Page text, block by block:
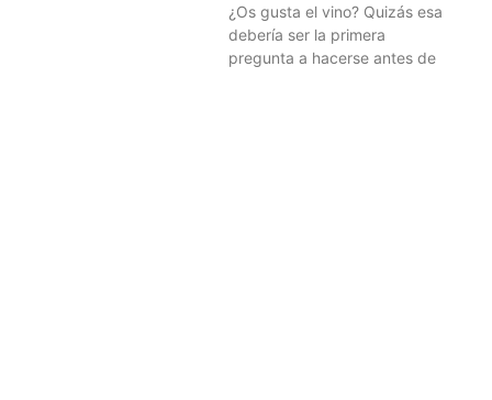
¿Os gusta el vino? Quizás esa
debería ser la primera
pregunta a hacerse antes de